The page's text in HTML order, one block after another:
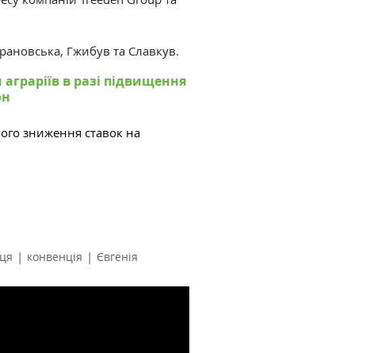
Гжибув та Славкув.
в разі підвищення
зниження ставок на
| конвенція | Євгенія